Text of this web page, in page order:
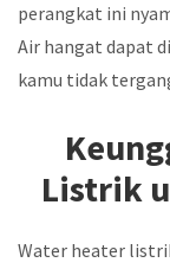
perangkat ini
Air hangat dapat
kamu tidak
Listrik
Water heater